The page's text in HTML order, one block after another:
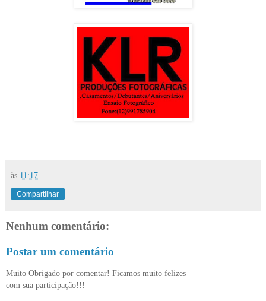
às 11:17
Compartilhar
Nenhum comentário:
Postar um comentário
Muito Obrigado por comentar! Ficamos muito felizes
com sua participação!!!